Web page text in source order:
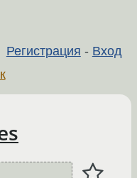
Регистрация - Вход